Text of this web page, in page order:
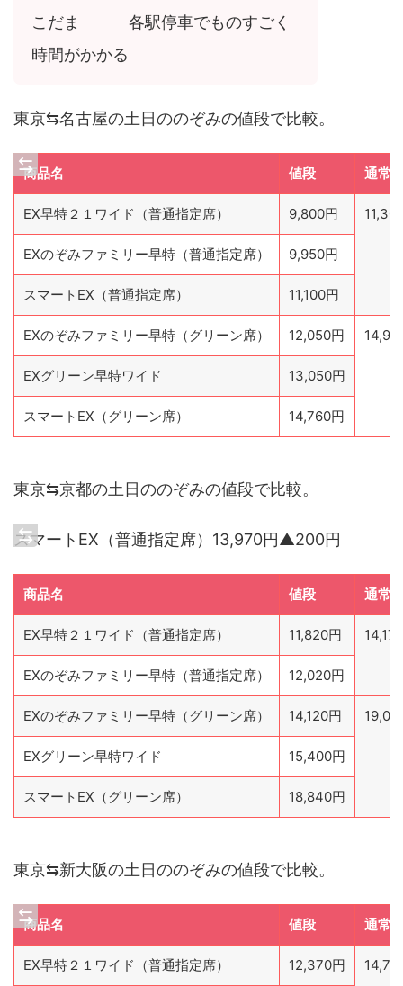
こだま 各駅停車でものすごく
時間がかかる
東京⇆名古屋の土日ののぞみの値段で比較。
商品名 値段 通常
EX早特２１ワイド（普通指定席） 9,800円
EXのぞみファミリー早特（普通指定席） 9,950円
スマートEX（普通指定席） 11,100円
EXのぞみファミリー早特（グリーン席） 12,050円
EXグリーン早特ワイド 13,050円
スマートEX（グリーン席） 14,760円
東京⇆京都の土日ののぞみの値段で比較。
スマートEX（普通指定席）13,970円▲200円
商品名 値段 通常
EX早特２１ワイド（普通指定席） 11,820円
EXのぞみファミリー早特（普通指定席） 12,020円
EXのぞみファミリー早特（グリーン席） 14,120円
EXグリーン早特ワイド 15,400円
スマートEX（グリーン席） 18,840円
東京⇆新大阪の土日ののぞみの値段で比較。
商品名 値段 通常
EX早特２１ワイド（普通指定席） 12,370円